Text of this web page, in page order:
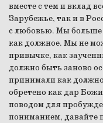
вместе с тем и вклад
Зарубежье, так и в
с любовью. Мы больше
как должное. Мы не
привычке, как
должно быть заново
принимали как
обретено как дар
поводом для
пониманием, давайте